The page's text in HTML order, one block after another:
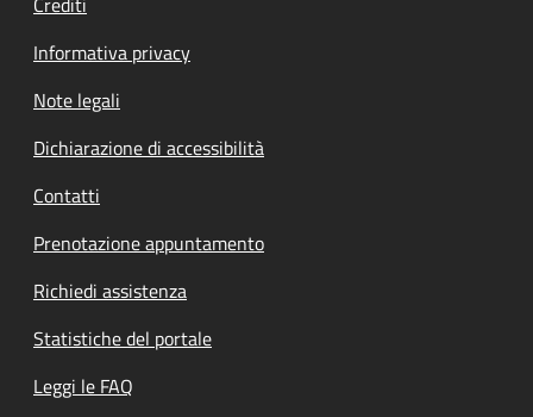
Informativa privacy
Note legali
Dichiarazione di accessibilità
Contatti
Prenotazione appuntamento
Richiedi assistenza
Statistiche del portale
Leggi le FAQ